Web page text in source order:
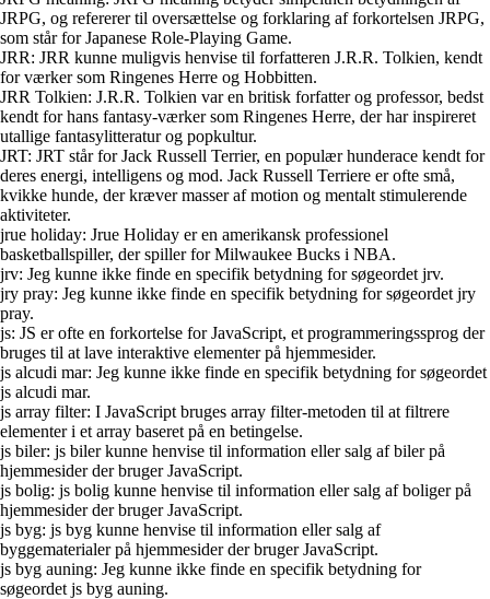
JRPG, og refererer til oversættelse og forklaring af forkortelsen JRPG,
som står for Japanese Role-Playing Game.
JRR: JRR kunne muligvis henvise til forfatteren J.R.R. Tolkien, kendt
for værker som Ringenes Herre og Hobbitten.
JRR Tolkien: J.R.R. Tolkien var en britisk forfatter og professor, bedst
kendt for hans fantasy-værker som Ringenes Herre, der har inspireret
utallige fantasylitteratur og popkultur.
JRT: JRT står for Jack Russell Terrier, en populær hunderace kendt for
deres energi, intelligens og mod. Jack Russell Terriere er ofte små,
kvikke hunde, der kræver masser af motion og mentalt stimulerende
aktiviteter.
jrue holiday: Jrue Holiday er en amerikansk professionel
basketballspiller, der spiller for Milwaukee Bucks i NBA.
jrv: Jeg kunne ikke finde en specifik betydning for søgeordet jrv.
jry pray: Jeg kunne ikke finde en specifik betydning for søgeordet jry
pray.
js: JS er ofte en forkortelse for JavaScript, et programmeringssprog der
bruges til at lave interaktive elementer på hjemmesider.
js alcudi mar: Jeg kunne ikke finde en specifik betydning for søgeordet
js alcudi mar.
js array filter: I JavaScript bruges array filter-metoden til at filtrere
elementer i et array baseret på en betingelse.
js biler: js biler kunne henvise til information eller salg af biler på
hjemmesider der bruger JavaScript.
js bolig: js bolig kunne henvise til information eller salg af boliger på
hjemmesider der bruger JavaScript.
js byg: js byg kunne henvise til information eller salg af
byggematerialer på hjemmesider der bruger JavaScript.
js byg auning: Jeg kunne ikke finde en specifik betydning for
søgeordet js byg auning.